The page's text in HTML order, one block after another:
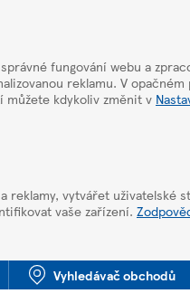
fungování webu a
reklamu. V opačném
kdykoliv změnit v
vytvářet uživatelské
vaše zařízení.
Vyhledávač obchodů